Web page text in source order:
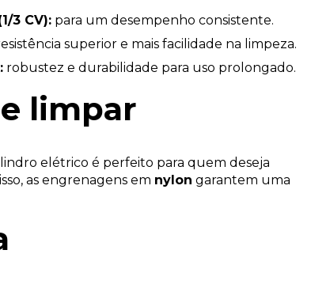
3 CV): para um desempenho consistente.
superior e mais facilidade na limpeza.
robustez e durabilidade para uso prolongado.
limpar
elétrico é perfeito para quem deseja
as engrenagens em nylon garantem uma